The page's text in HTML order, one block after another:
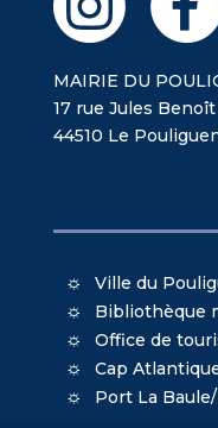
MAIRIE DU
17 rue Jules Benoît
44510 Le
Ville du
Bibliothèque
Office de
Cap
Port La